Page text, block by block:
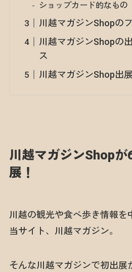
ショップカード的なもの
川越マガジンShopの
川越マガジンShopの
ス
川越マガジンShop出
川越マガジンShop
展！
川越の観光や食べ歩き情報を
当サイト、川越マガジン。
そんな川越マガジンで初出展